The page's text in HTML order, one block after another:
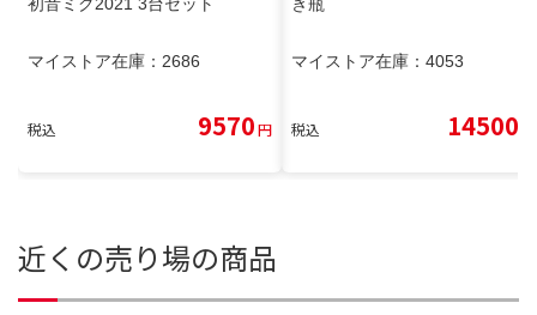
マイストア在庫： 2686
税込 9570円
マイストア在庫： 4053
税込 14500
近くの売り場の商品